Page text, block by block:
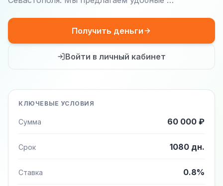
Получить деньги
Войти в личный кабинет
КЛЮЧЕВЫЕ УСЛОВИЯ
Сумма 60 000 ₽
Срок 1080 дн.
Ставка 0.8%